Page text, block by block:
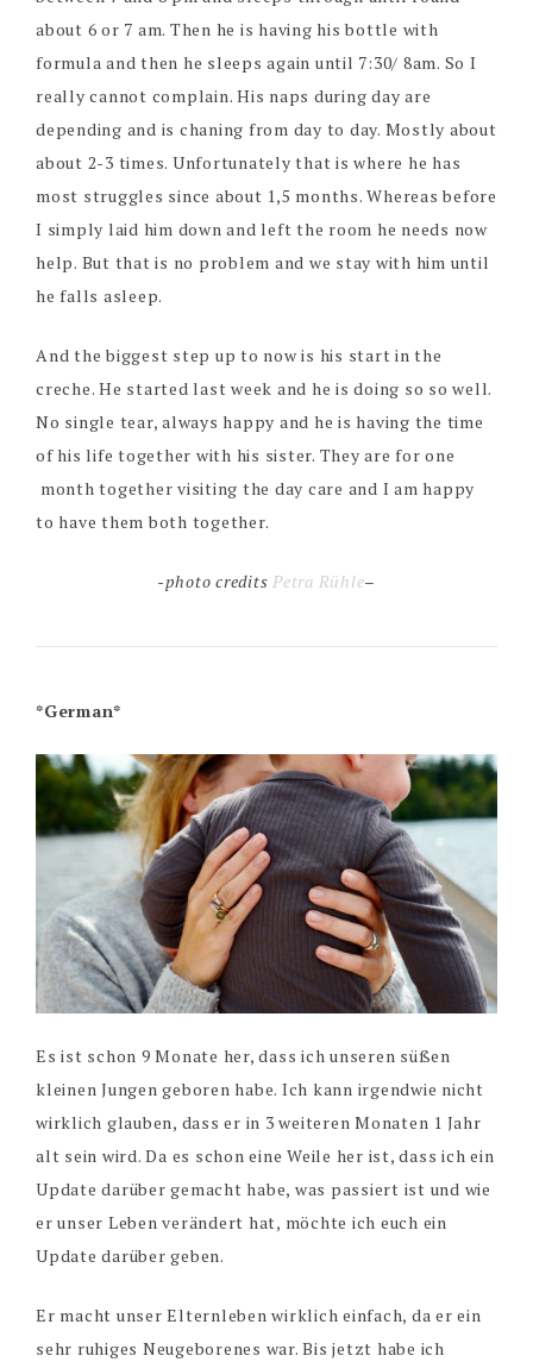
about 6 or 7 am. Then he is having his bottle with
formula and then he sleeps again until 7:30/ 8am. So I
really cannot complain. His naps during day are
depending and is chaning from day to day. Mostly about
about 2-3 times. Unfortunately that is where he has
most struggles since about 1,5 months. Whereas before
I simply laid him down and left the room he needs now
help. But that is no problem and we stay with him until
he falls asleep.
And the biggest step up to now is his start in the
creche. He started last week and he is doing so so well.
No single tear, always happy and he is having the time
of his life together with his sister. They are for one
month together visiting the day care and I am happy
to have them both together.
-photo creditsPetra Rühle–
*German*
Es ist schon 9 Monate her, dass ich unseren süßen
kleinen Jungen geboren habe. Ich kann irgendwie nicht
wirklich glauben, dass er in 3 weiteren Monaten 1 Jahr
alt sein wird. Da es schon eine Weile her ist, dass ich ein
Update darüber gemacht habe, was passiert ist und wie
er unser Leben verändert hat, möchte ich euch ein
Update darüber geben.
Er macht unser Elternleben wirklich einfach, da er ein
sehr ruhiges Neugeborenes war. Bis jetzt habe ich